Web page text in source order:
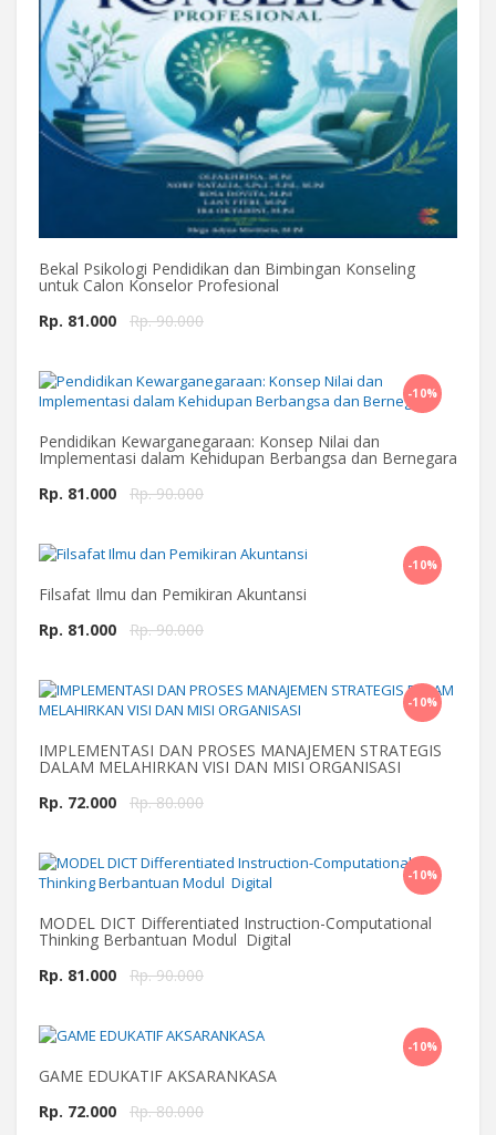
Bekal Psikologi Pendidikan dan Bimbingan Konseling
untuk Calon Konselor Profesional
Rp. 81.000
Rp. 90.000
-10%
Pendidikan Kewarganegaraan: Konsep Nilai dan
Implementasi dalam Kehidupan Berbangsa dan Bernegara
Rp. 81.000
Rp. 90.000
Beli Sekarang
-10%
Filsafat Ilmu dan Pemikiran Akuntansi
Rp. 81.000
Rp. 90.000
-10%
IMPLEMENTASI DAN PROSES MANAJEMEN STRATEGIS
DALAM MELAHIRKAN VISI DAN MISI ORGANISASI
Rp. 72.000
Rp. 80.000
Beli Sekarang
-10%
MODEL DICT Differentiated Instruction-Computational
Thinking Berbantuan Modul Digital
Rp. 81.000
Rp. 90.000
Beli Sekarang
-10%
GAME EDUKATIF AKSARANKASA
Rp. 72.000
Rp. 80.000